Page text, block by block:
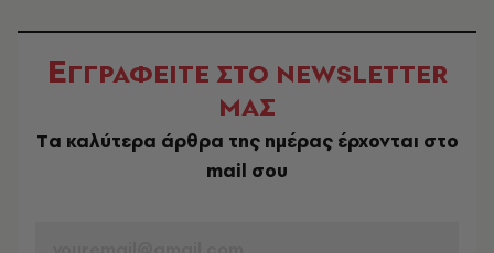
ΕΓΓΡΑΦΕΙΤΕ ΣΤΟ NEWSLETTER
ΜΑΣ
Tα καλύτερα άρθρα της ημέρας έρχονται στο
mail σου